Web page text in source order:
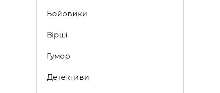
Бойовики
Вірші
Гумор
Детективи